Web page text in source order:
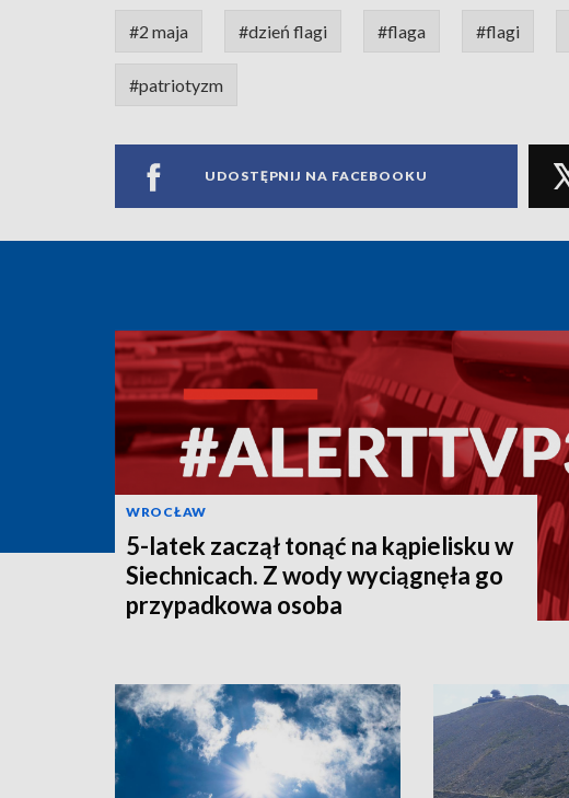
#2 maja #dzień flagi #flaga #flagi
#patriotyzm
UDOSTĘPNIJ NA FACEBOOKU
WROCŁAW
5-latek zaczął tonąć na kąpielisku w
Siechnicach. Z wody wyciągnęła go
przypadkowa osoba